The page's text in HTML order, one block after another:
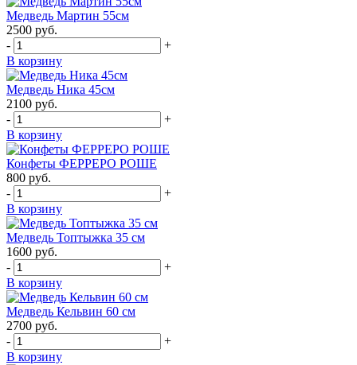
Медведь Мартин 55см
2500 руб.
-
+
В корзину
Медведь Ника 45см
2100 руб.
-
+
В корзину
Конфеты ФЕРРЕРО РОШЕ
800 руб.
-
+
В корзину
Медведь Топтыжка 35 см
1600 руб.
-
+
В корзину
Медведь Кельвин 60 см
2700 руб.
-
+
В корзину